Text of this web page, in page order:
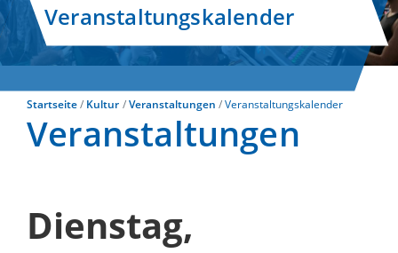
Veranstaltungskalender
Startseite Kultur Veranstaltungen Veranstaltungskalender
Veranstaltungen
Dienstag,